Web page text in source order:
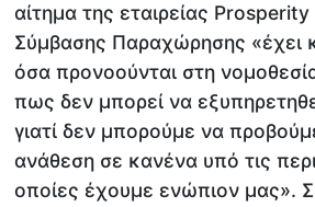
αίτημα της εταιρείας
Σύμβασης Παραχώρησης «έχει
όσα προνοούνται στη
πως δεν μπορεί να
γιατί δεν μπορούμε να
ανάθεση σε κανένα υπό τις
οποίες έχουμε ενώπιον μας».